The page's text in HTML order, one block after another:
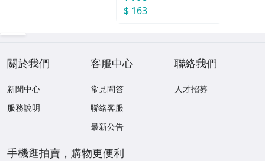
$ 163
關於我們
新聞中心
服務說明
客服中心
常見問答
聯絡客服
最新公告
聯絡我們
人才招募
手機逛拍賣，購物更便利